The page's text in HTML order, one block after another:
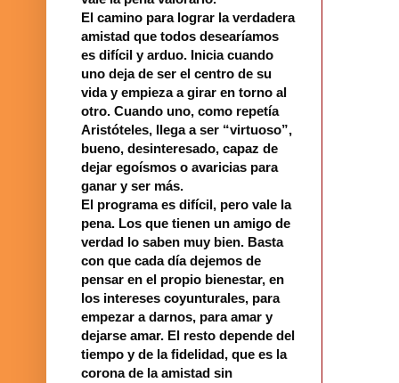
El camino para lograr la verdadera
amistad que todos desearíamos
es difícil y arduo. Inicia cuando
uno deja de ser el centro de su
vida y empieza a girar en torno al
otro. Cuando uno, como repetía
Aristóteles, llega a ser “virtuoso”,
bueno, desinteresado, capaz de
dejar egoísmos o avaricias para
ganar y ser más.
El programa es difícil, pero vale la
pena. Los que tienen un amigo de
verdad lo saben muy bien. Basta
con que cada día dejemos de
pensar en el propio bienestar, en
los intereses coyunturales, para
empezar a darnos, para amar y
dejarse amar. El resto depende del
tiempo y de la fidelidad, que es la
corona de la amistad sin